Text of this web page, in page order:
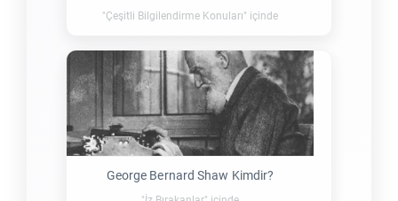
"Çeşitli Bilgilendirme Konuları" içinde
George Bernard Shaw Kimdir?